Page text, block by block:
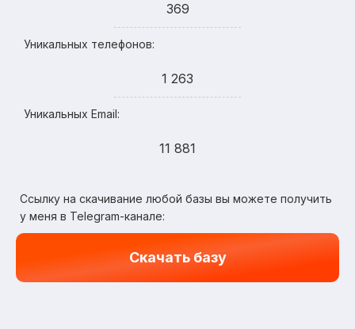
369
Уникальных телефонов:
1 263
Уникальных Email:
11 881
Ссылку на скачивание любой базы вы можете получить
у меня в Telegram-канале:
Скачать базу